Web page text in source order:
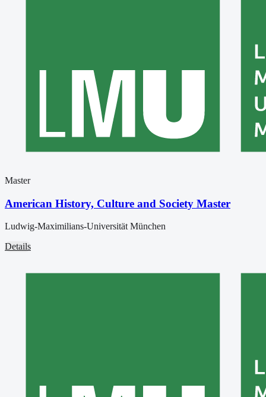
Master
American History, Culture and Society Master
Ludwig-Maximilians-Universität München
Details